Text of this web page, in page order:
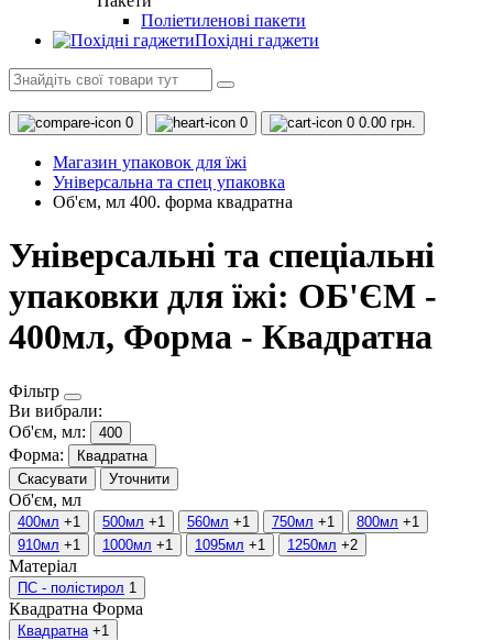
Поліетиленові пакети
Похідні гаджети
0 0 0 0.00 грн.
Магазин упаковок для їжі
Універсальна та спец упаковка
Об'єм, мл 400. форма квадратна
Універсальні та спеціальні
упаковки для їжі: ОБ'ЄМ -
400мл, Форма - Квадратна
Фільтр
Ви вибрали:
Об'єм, мл:
400
Форма:
Квадратна
Скасувати
Уточнити
Об'єм, мл
400мл +1 500мл +1 560мл +1 750мл +1 800мл +1
910мл +1 1000мл +1 1095мл +1 1250мл +2
Матеріал
ПС - полістирол 1
Квадратна Форма
Квадратна +1